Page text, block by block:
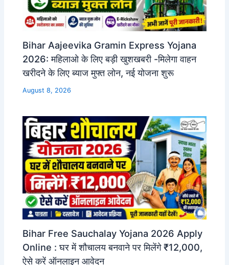
Bihar Aajeevika Gramin Express Yojana
2026: महिलाओ के लिए बड़ी खुशखबरी -मिलेगा वाहन
खरीदने के लिए ब्याज मुफ्त लोन, नई योजना शुरू
August 8, 2026
Bihar Free Sauchalay Yojana 2026 Apply
Online : घर में शौचालय बनवाने पर मिलेंगे ₹12,000,
ऐसे करें ऑनलाइन आवेदन